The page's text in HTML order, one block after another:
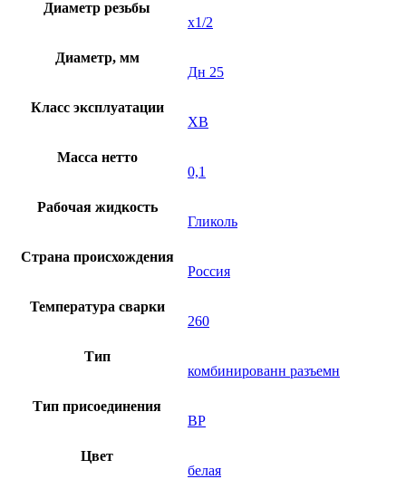
Диаметр резьбы
х1/2
Диаметр, мм
Дн 25
Класс эксплуатации
XB
Масса нетто
0,1
Рабочая жидкость
Гликоль
Страна происхождения
Россия
Температура сварки
260
Тип
комбинированн разъемн
Тип присоединения
ВР
Цвет
белая